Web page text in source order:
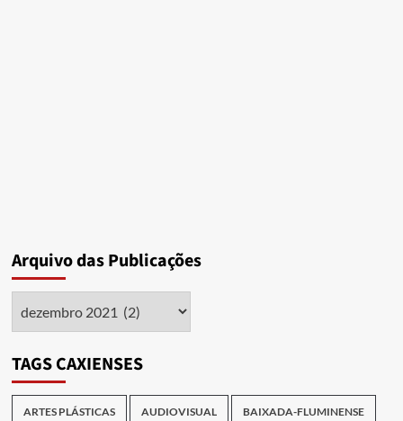
Arquivo das Publicações
TAGS CAXIENSES
ARTES PLÁSTICAS AUDIOVISUAL BAIXADA-FLUMINENSE